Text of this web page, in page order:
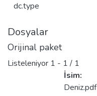
dc.type
Dosyalar
Orijinal paket
Listeleniyor 1 - 1 / 1
İsim:
Deniz.pdf